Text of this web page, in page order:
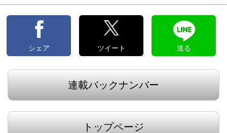
シェア ツイート 送る
連載バックナンバー
トップページ